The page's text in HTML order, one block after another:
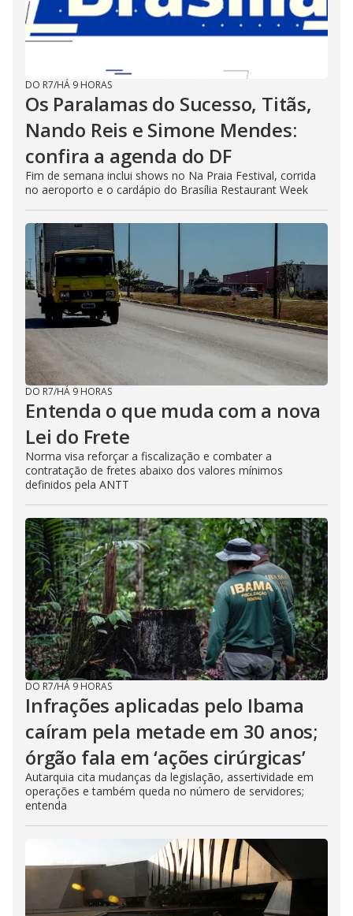
DO R7/HÁ 9 HORAS
Os Paralamas do Sucesso, Titãs,
Nando Reis e Simone Mendes:
confira a agenda do DF
Fim de semana inclui shows no Na Praia Festival, corrida
no aeroporto e o cardápio do Brasília Restaurant Week
DO R7/HÁ 9 HORAS
Entenda o que muda com a nova
Lei do Frete
Norma visa reforçar a fiscalização e combater a
contratação de fretes abaixo dos valores mínimos
definidos pela ANTT
DO R7/HÁ 9 HORAS
Infrações aplicadas pelo Ibama
caíram pela metade em 30 anos;
órgão fala em ‘ações cirúrgicas’
Autarquia cita mudanças da legislação, assertividade em
operações e também queda no número de servidores;
entenda